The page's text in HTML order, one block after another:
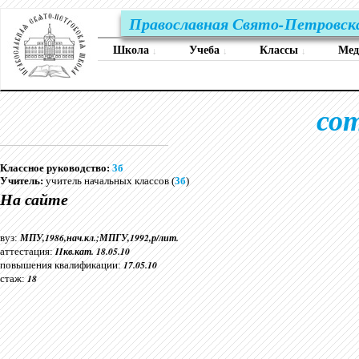
Православная Свято-
Школа ↓ Учеба ↓ Классы ↓
Классное руководство: 3б
Учитель:учитель начальных классов (3б)
На сайте
вуз:МПУ,1986,нач.кл.;МПГУ,1992,р/лит.
аттестация:IIкв.кат. 18.05.10
повышения квалификации:17.05.10
стаж:18